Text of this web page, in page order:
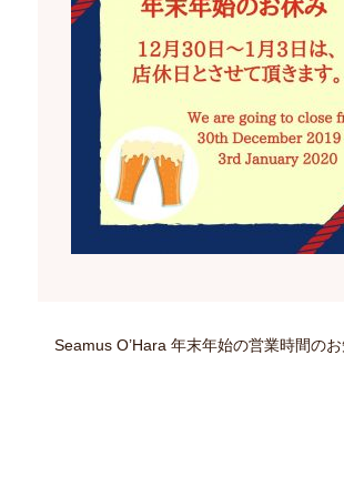
Seamus O’Hara 年末年始の営業時間の